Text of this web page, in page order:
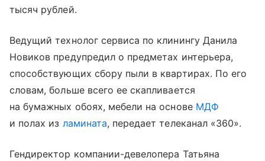
тысяч рублей.
Ведущий технолог сервиса по клинингу Данила
Новиков предупредил о предметах интерьера,
способствующих сбору пыли в квартирах. По его
словам, больше всего ее скапливается
на бумажных обоях, мебели на основе МДФ
и полах из ламината, передает телеканал «360».
Гендиректор компании-девелопера Татьяна